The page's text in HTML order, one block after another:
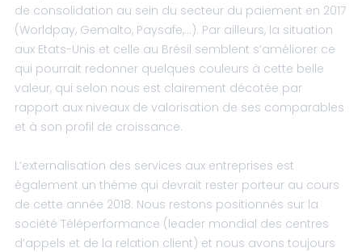
de consolidation au sein du secteur du paiement en 2017
(Worldpay, Gemalto, Paysafe,…). Par ailleurs, la situation
aux Etats-Unis et celle au Brésil semblent s’améliorer ce
qui pourrait redonner quelques couleurs à cette belle
valeur, qui selon nous est clairement décotée par
rapport aux niveaux de valorisation de ses comparables
et à son profil de croissance.
L’externalisation des services aux entreprises est
également un thème qui devrait rester porteur au cours
de cette année 2018. Nous restons positionnés sur la
société Téléperformance (leader mondial des centres
d’appels et de la relation client) et nous avons toujours